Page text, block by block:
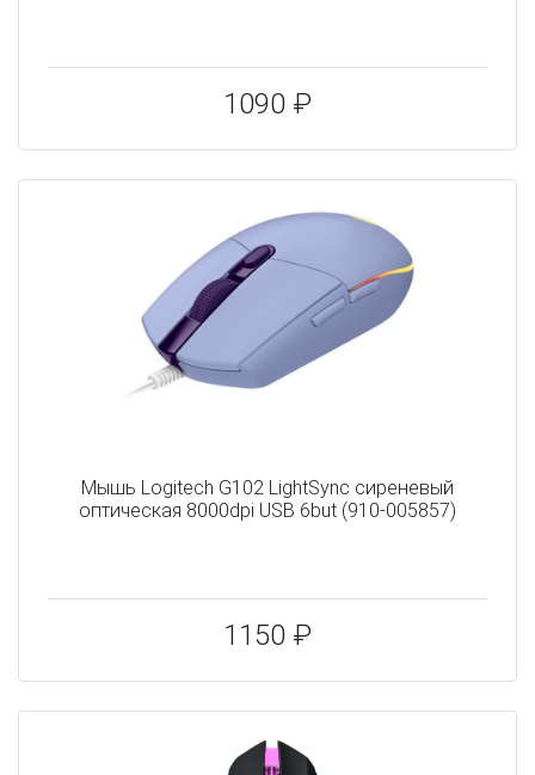
1090 ₽
Мышь Logitech G102 LightSync сиреневый
оптическая 8000dpi USB 6but (910-005857)
1150 ₽